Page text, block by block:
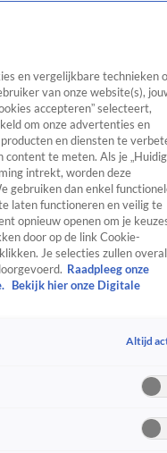
TV Algemeen
Tip
RealityCrimeVideo's
en vergelijkbare technieken
van onze website(s),
accepteren” selecteert,
om onze advertenties en
en diensten te
te meten. Als je
intrekt, worden deze
gebruiken dan enkel
laten functioneren en veilig te
opnieuw openen om je
door op de link Cookie-
Je selecties zullen overal
Raadpleeg onze
Bekijk hier onze Digitale
Altijd